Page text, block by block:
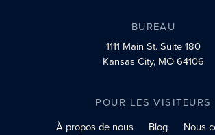
BUREAU
1111 Main St.Suite 180
Kansas City, MO 64106
POUR LES VISITEURS
À propos de nous
Blog
Nous